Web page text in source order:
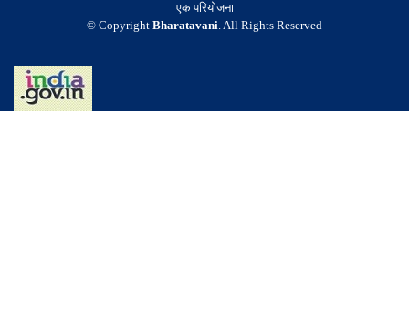
एक परियोजना
© Copyright Bharatavani. All Rights Reserved